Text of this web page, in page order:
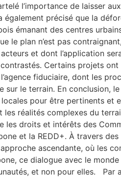
l’importance de laisser
précisé que la
émanant des centres
le plan n’est pas
et dont l’application
Certains projets
fiduciaire, dont les
sur le terrain. En conclusion,
pour être pertinents
réalités complexes du
les droits et intérêts des
et la REDD+. À travers
ascendante, où les
ce dialogue avec le
et non pour elles. Par